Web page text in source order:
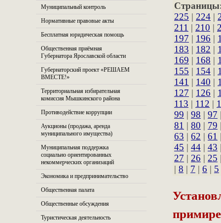
Муниципальный контроль
Нормативные правовые акты
Бесплатная юридическая помощь
Общественная приёмная
Губернатора Ярославской области
Губернаторский проект «РЕШАЕМ
ВМЕСТЕ!»
Территориальная избирательная
комиссия Мышкинского района
Противодействие коррупции
Аукционы (продажа, аренда
муниципального имущества)
Муниципальная поддержка
социально ориентированных
некоммерческих организаций
Экономика и предпринимательство
Общественная палата
Общественные обсуждения
Туристическая деятельность
225 | 224 |
211 | 210 |
197 | 196 |
183 | 182 |
169 | 168 |
155 | 154 |
141 | 140 |
127 | 126 |
113 | 112 |
99 | 98 | 97
81 | 80 | 79
63 | 62 | 61
45 | 44 | 43
27 | 26 | 25
| 8 | 7 | 6 | 5